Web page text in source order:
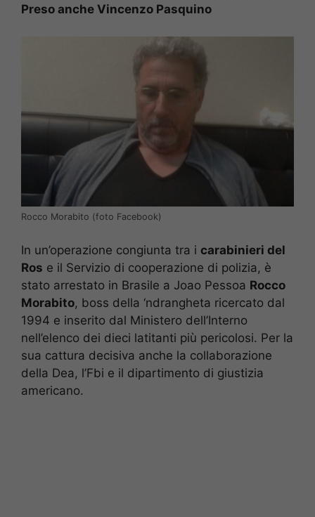
Preso anche Vincenzo Pasquino
Rocco Morabito (foto Facebook)
In un’operazione congiunta tra i carabinieri del
Ros e il Servizio di cooperazione di polizia, è
stato arrestato in Brasile a Joao Pessoa Rocco
Morabito, boss della ‘ndrangheta ricercato dal
1994 e inserito dal Ministero dell’Interno
nell’elenco dei dieci latitanti più pericolosi. Per la
sua cattura decisiva anche la collaborazione
della Dea, l’Fbi e il dipartimento di giustizia
americano.